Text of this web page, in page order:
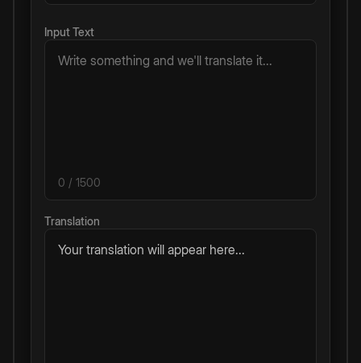
Input Text
0 / 1500
Translation
Your translation will appear here...